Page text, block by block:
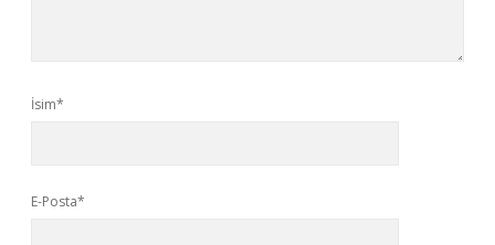
İsim*
E-Posta*